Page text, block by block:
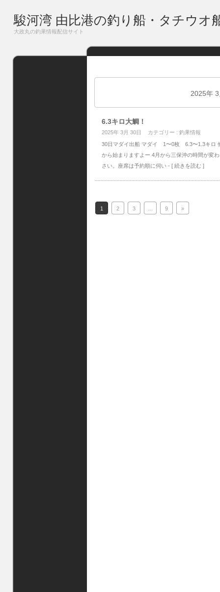
駿河湾 由比港の釣り船・タチウオ
大政丸の釣果情報配信サイト
2025年
6.3キロ大鯛！
2025年 3月 30日 カテゴリー : 釣果情報
30日マダイ出船 マダイ 1〜0枚 6.3〜1.3キロ
から始まりますよー 4月から三保沖の時間が変
さい。座席は予約順に伺い - [ 続きを読む ]
1 2 3 9 »